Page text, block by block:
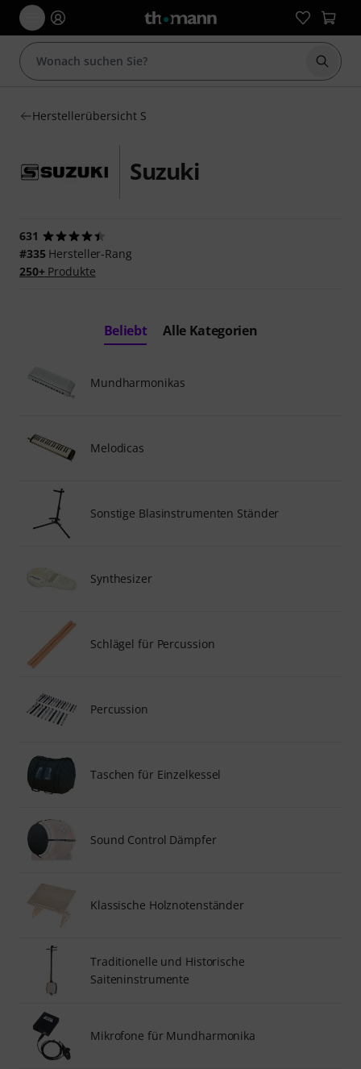
Suche
Herstellerübersicht S
Suzuki
631
#335 Hersteller-Rang
250+Produkte
Beliebt Alle Kategorien
Mundharmonikas
Melodicas
Sonstige Blasinstrumenten Ständer
Synthesizer
Schlägel für Percussion
Percussion
Taschen für Einzelkessel
Sound Control Dämpfer
Klassische Holznotenständer
Traditionelle und Historische
Saiteninstrumente
Mikrofone für Mundharmonika